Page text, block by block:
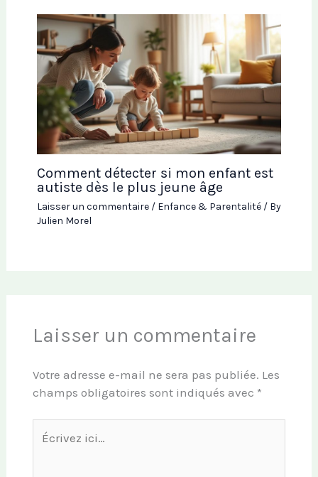
Comment détecter si mon enfant est
autiste dès le plus jeune âge
Laisser un commentaire / Enfance & Parentalité/ By
Julien Morel
Laisser un commentaire
Votre adresse e-mail ne sera pas publiée. Les
champs obligatoires sont indiqués avec *
ici…